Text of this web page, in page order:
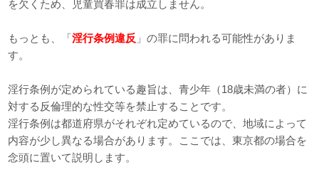
を欠くため、児童買春罪は成立しません。
もっとも、「淫行条例違反 」の罪に問われる可能性がありま
す。
淫行条例が定められている趣旨は、青少年（18歳未満の者）に
対する反倫理的な性交等を禁止することです。
淫行条例は都道府県がそれぞれ定めているので、地域によって
内容が少し異なる場合があります。ここでは、東京都の場合を
念頭に置いて説明します。